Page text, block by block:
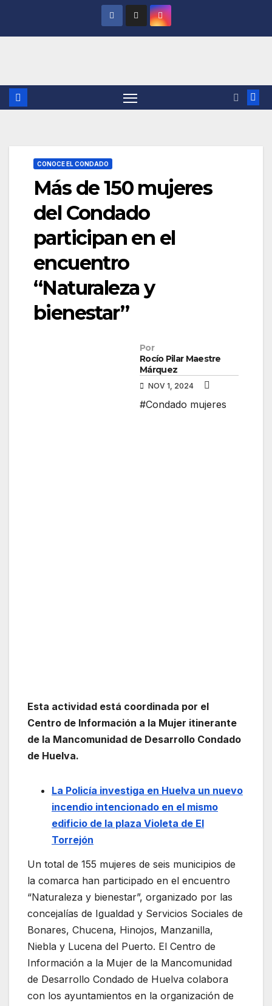
CONOCE EL CONDADO
Más de 150 mujeres
del Condado
participan en el
encuentro
“Naturaleza y
bienestar”
Por
Rocío Pilar Maestre
Márquez
NOV 1, 2024
#Condado mujeres
Esta actividad está coordinada por el
Centro de Información a la Mujer itinerante
de la Mancomunidad de Desarrollo Condado
de Huelva.
La Policía investiga en Huelva un nuevo
incendio intencionado en el mismo
edificio de la plaza Violeta de El
Torrejón
Un total de 155 mujeres de seis municipios de
la comarca han participado en el encuentro
“Naturaleza y bienestar”, organizado por las
concejalías de Igualdad y Servicios Sociales de
Bonares, Chucena, Hinojos, Manzanilla,
Niebla y Lucena del Puerto. El Centro de
Información a la Mujer de la Mancomunidad
de Desarrollo Condado de Huelva colabora
con los ayuntamientos en la organización de